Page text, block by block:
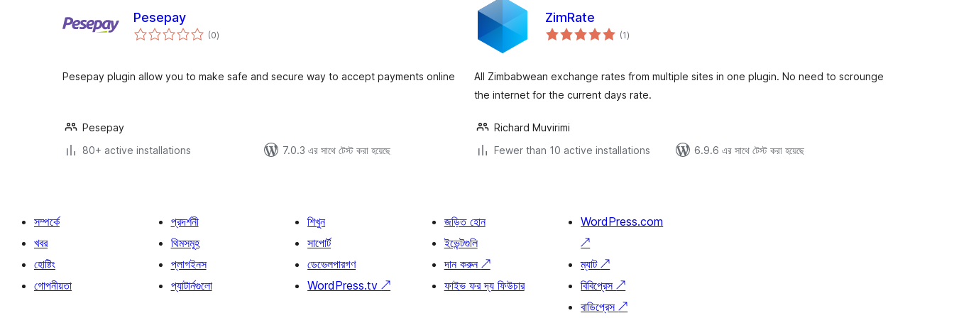
Pesepay
(0total
ratings
)
Pesepay plugin allow you to make safe and secure way to accept payments online
Pesepay
80+ active installations
7.0.3 এর সাথে টেস্ট করা হয়েছে
ZimRate
(1total
ratings
)
All Zimbabwean exchange rates from multiple sites in one plugin. No need to scrounge
the internet for the current days rate.
Richard Muvirimi
Fewer than 10 active installations
6.9.6 এর সাথে টেস্ট করা হয়েছে
সম্পর্কে
খবর
হোষ্টিং
গোপনীয়তা
প্রদর্শনী
থিমসমূহ
প্লাগইনস
প্যাটার্নগুলো
শিখুন
সাপোর্ট
ডেভেলপারগণ
WordPress.tv↗
জড়িত হোন
ইভেন্টগুলি
দান করুন ↗
ফাইভ ফর দ্য ফিউচার
WordPress.com
↗
ম্যাট↗
বিবিপ্রেস↗
বাডিপ্রেস↗